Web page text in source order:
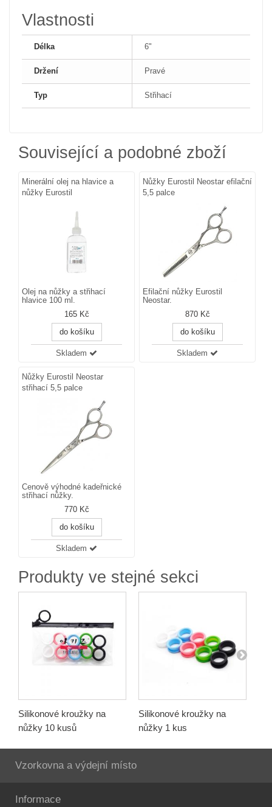
Vlastnosti
Délka 6"
Držení Pravé
Typ Střihací
Související a podobné zboží
Minerální olej na hlavice a
nůžky Eurostil
Olej na nůžky a střihací
hlavice 100 ml.
165 Kč
do košíku
Skladem
Nůžky Eurostil Neostar efilační
5,5 palce
Efilační nůžky Eurostil
Neostar.
870 Kč
do košíku
Skladem
Nůžky Eurostil Neostar
střihací 5,5 palce
Cenově výhodné kadeřnické
střihací nůžky.
770 Kč
do košíku
Skladem
Produkty ve stejné sekci
Silikonové kroužky na
nůžky 10 kusů
Silikonové kroužky na
nůžky 1 kus
Vzorkovna a výdejní místo
Informace